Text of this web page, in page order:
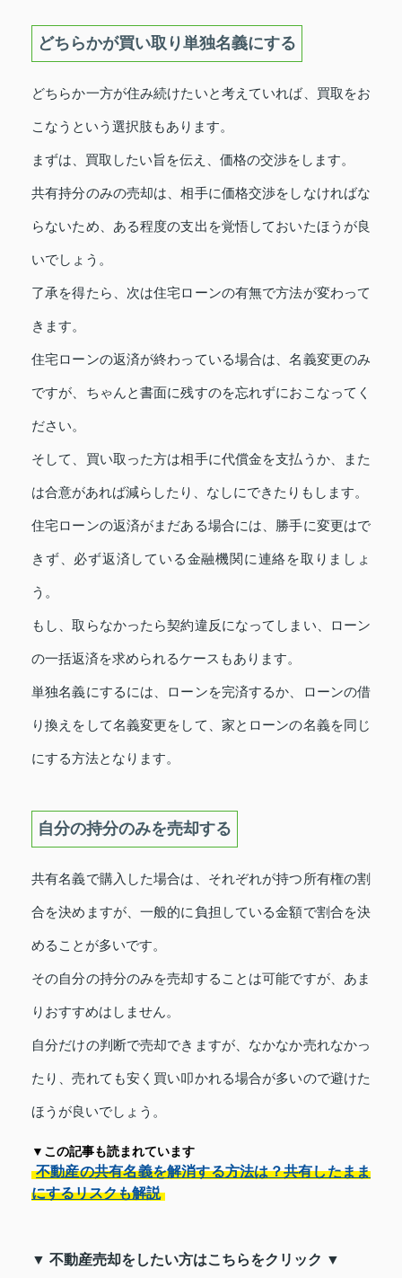
どちらかが買い取り単独名義にする
どちらか一方が住み続けたいと考えていれば、買取をお
こなうという選択肢もあります。
まずは、買取したい旨を伝え、価格の交渉をします。
共有持分のみの売却は、相手に価格交渉をしなければな
らないため、ある程度の支出を覚悟しておいたほうが良
いでしょう。
了承を得たら、次は住宅ローンの有無で方法が変わって
きます。
住宅ローンの返済が終わっている場合は、名義変更のみ
ですが、ちゃんと書面に残すのを忘れずにおこなってく
ださい。
そして、買い取った方は相手に代償金を支払うか、また
は合意があれば減らしたり、なしにできたりもします。
住宅ローンの返済がまだある場合には、勝手に変更はで
きず、必ず返済している金融機関に連絡を取りましょ
う。
もし、取らなかったら契約違反になってしまい、ローン
の一括返済を求められるケースもあります。
単独名義にするには、ローンを完済するか、ローンの借
り換えをして名義変更をして、家とローンの名義を同じ
にする方法となります。
自分の持分のみを売却する
共有名義で購入した場合は、それぞれが持つ所有権の割
合を決めますが、一般的に負担している金額で割合を決
めることが多いです。
その自分の持分のみを売却することは可能ですが、あま
りおすすめはしません。
自分だけの判断で売却できますが、なかなか売れなかっ
たり、売れても安く買い叩かれる場合が多いので避けた
ほうが良いでしょう。
▼この記事も読まれています
不動産の共有名義を解消する方法は？共有したまま
にするリスクも解説
▼ 不動産売却をしたい方はこちらをクリック ▼